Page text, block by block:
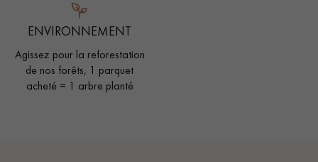
ENVIRONNEMENT
Agissez pour la reforestation
de nos forêts, 1 parquet
acheté = 1 arbre planté